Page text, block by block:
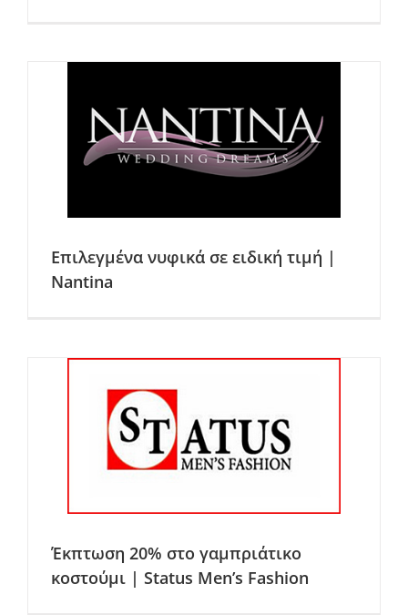
Επιλεγμένα νυφικά σε ειδική τιμή |
Nantina
Έκπτωση 20% στο γαμπριάτικο
κοστούμι | Status Men’s Fashion